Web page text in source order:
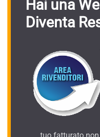
Hai una
Diventa